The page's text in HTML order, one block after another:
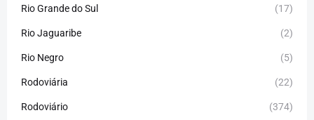
Rio Grande do Sul (17)
Rio Jaguaribe (2)
Rio Negro (5)
Rodoviária (22)
Rodoviário (374)